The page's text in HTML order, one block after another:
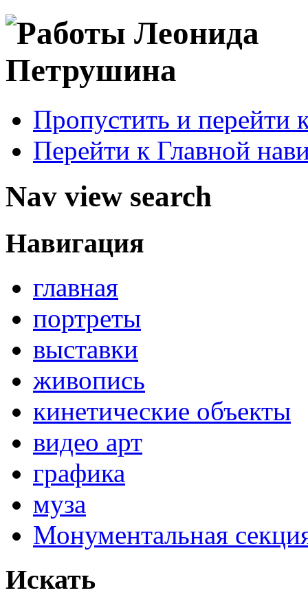
Пропустить и перейти
Перейти к Главной
Nav view search
Навигация
главная
портреты
выставки
живопись
кинетические объекты
видео арт
графика
муза
Монументальная
Искать